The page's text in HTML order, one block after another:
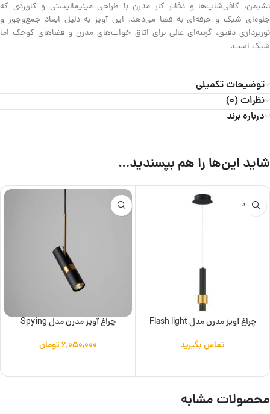
نشیمن، کافی‌شاپ‌ها و دفاتر کار مدرن با طراحی مینیمالیستی و کاربردی که
جلوه‌ای شیک و حرفه‌ای به فضا می‌دهد. این آویز به دلیل ابعاد جمع‌وجور و
نورپردازی دقیق، گزینه‌ای عالی برای اتاق خواب‌های مدرن و فضاهای کوچک اما
شیک است.
توضیحات تکمیلی
نظرات (0)
درباره برند
شاید این‌ها را هم بپسندید…
ناموجود
چراغ آویز مدرن مدل Flash light
تماس بگیرید
چراغ آویز مدرن مدل Spying
۶,۰۵۰,۰۰۰تومان
محصولات مشابه